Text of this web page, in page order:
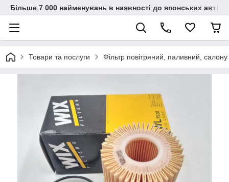
Більше 7 000 найменувань в наявності до японських
Товари та послуги Фільтр повітряний, паливний, салону